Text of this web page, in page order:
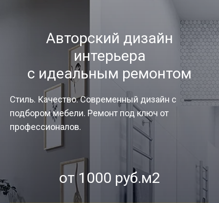
Авторский дизайн
интерьера
с идеальным ремонтом
Стиль. Качество. Современный дизайн с
подбором мебели. Ремонт под ключ от
профессионалов.
от 1000 руб.м2